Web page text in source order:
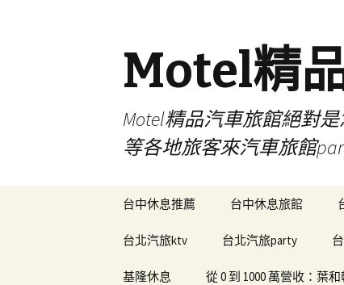
Motel精
Motel精品汽車旅館絕對
等各地旅客來汽車旅館
台中休息推薦 台中休息旅館
台北汽旅ktv 台北汽旅party
基隆休息 從 0 到 1000 萬營收：葉